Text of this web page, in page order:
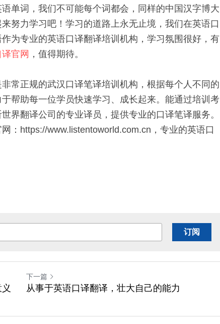
单词，我们不可能每个词都会，同样的中国汉字博大
努力学习吧！学习的道路上永无止境，我们在英语口
为专业的英语口译翻译培训机构，学习氛围很好，有
译官网 ，值得期待。
常正规的武汉口译笔译培训机构，根据每个人不同的
帮助每一位学员快速学习、成长起来。能通过培训考
界翻译公司的专业译员，提供专业的口译笔译服务。
：https://www.listentoworld.com.cn，专业的英语口
订阅
下一篇
从事于英语口译翻译，壮大自己的能力